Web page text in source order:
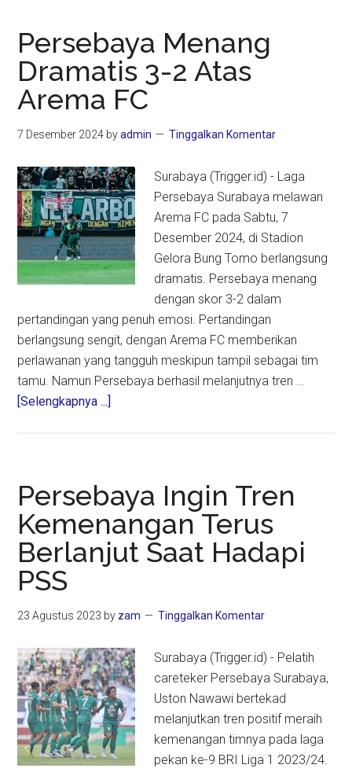
Persebaya Menang
Dramatis 3-2 Atas
Arema FC
7 Desember 2024 byadmin Tinggalkan Komentar
Surabaya (Trigger.id) - Laga
Persebaya Surabaya melawan
Arema FC pada Sabtu, 7
Desember 2024, di Stadion
Gelora Bung Tomo berlangsung
dramatis. Persebaya menang
dengan skor 3-2 dalam
pertandingan yang penuh emosi. Pertandingan
berlangsung sengit, dengan Arema FC memberikan
perlawanan yang tangguh meskipun tampil sebagai tim
tamu. Namun Persebaya berhasil melanjutnya tren …
[Selengkapnya ...]
2
Atas
Arema
FC
Persebaya Ingin Tren
Kemenangan Terus
Berlanjut Saat Hadapi
PSS
23 Agustus 2023 by zam Tinggalkan Komentar
Surabaya (Trigger.id) - Pelatih
careteker Persebaya Surabaya,
Uston Nawawi bertekad
melanjutkan tren positif meraih
kemenangan timnya pada laga
pekan ke-9 BRI Liga 1 2023/24.